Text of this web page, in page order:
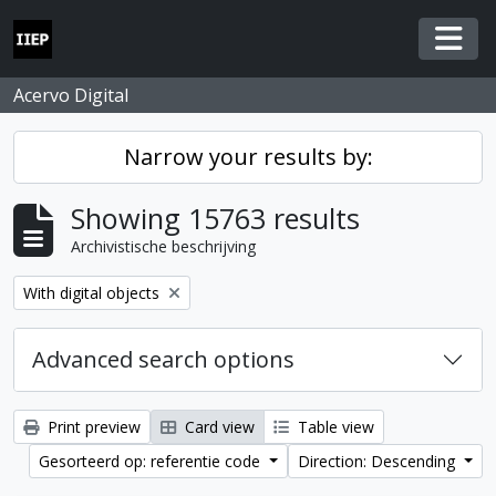
Skip to main content
Acervo Digital
Narrow your results by:
Showing 15763 results
Archivistische beschrijving
Remove filter:
With digital objects
Advanced search options
Print preview Card view
Table view
Gesorteerd op: referentie code
Direction: Descending